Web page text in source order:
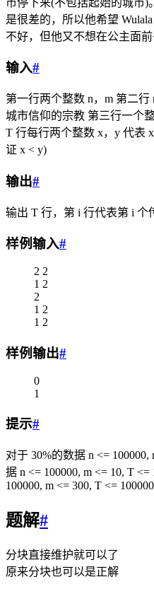
是很差的，所以他希望
不好，但他又不想在公主面
输入#
第一行两个整数 n，m 第二
城市信仰的宗教 第三行一个
T 行每行两个整数 x，y 代表
证 x < y)
输出#
输出 T 行，第 i 行代表第 i 个
样例输入#
2 2
1 2
2
1 2
1 2
样例输出#
0
1
提示#
对于 30%的数据 n <=
据 n <= 100000, m <= 10, T
100000, m <= 300, T <= 100000
题解#
分块直接维护就可以了
原来分块也可以是正解